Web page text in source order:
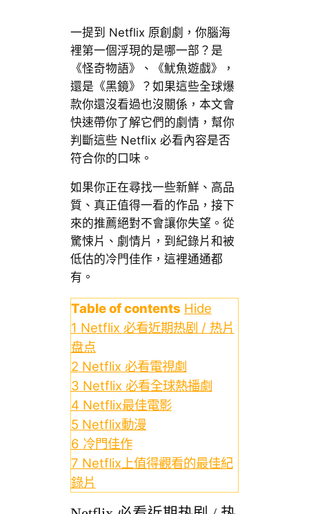
一提到 Netflix 原創劇，你腦海
裡第一個浮現的是哪一部？是
《怪奇物語》、《魷魚遊戲》，
還是《黑鏡》？如果這些全球爆
款你還沒看過也沒關係，本文會
快速帶你了解它們的劇情，幫你
判斷這些 Netflix 必看內容是否
符合你的口味。
如果你正在尋找一些新鮮、高品
質、真正值得一看的作品，接下
來的推薦絕對不會讓你失望。從
驚悚片、劇情片，到紀錄片和被
低估的冷門佳作，這裡通通都
有。
Table of contents Hide
1 Netflix 必看近期热剧 / 热片
盘点
2 Netflix 必看電視劇
3 Netflix 必看全球熱播劇
4 Netflix最佳電影
5 Netflix動漫
6 冷門佳作
7 Netflix上值得觀看的最佳紀
錄片